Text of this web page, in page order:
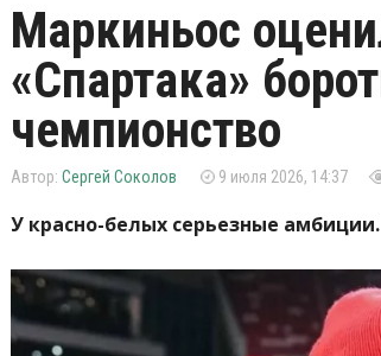
Маркиньос
«Спартака»
чемпионство
Сергей Соколов 9 июля 2026, 14:37
У красно-белых серьезные амбиции.